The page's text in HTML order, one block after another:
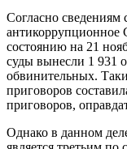
Согласно
состоянию на 21
суды вынесли 1 931
обвинительных.
приговоров
приговоров,
Однако в данном